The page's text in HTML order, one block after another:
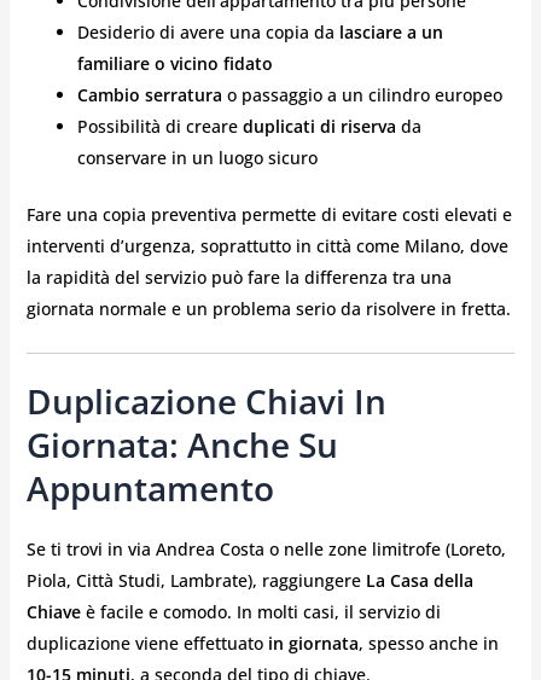
Desiderio di avere una copia da lasciare a un
familiare o vicino fidato
Cambio serratura o passaggio a un cilindro europeo
Possibilità di creare duplicati di riserva da
conservare in un luogo sicuro
Fare una copia preventiva permette di evitare costi elevati e
interventi d’urgenza, soprattutto in città come Milano, dove
la rapidità del servizio può fare la differenza tra una
giornata normale e un problema serio da risolvere in fretta.
Duplicazione Chiavi In
Giornata: Anche Su
Appuntamento
Se ti trovi in via Andrea Costa o nelle zone limitrofe (Loreto,
Piola, Città Studi, Lambrate), raggiungere La Casa della
Chiaveè facile e comodo. In molti casi, il servizio di
duplicazione viene effettuato in giornata, spesso anche in
10-15 minuti, a seconda del tipo di chiave.